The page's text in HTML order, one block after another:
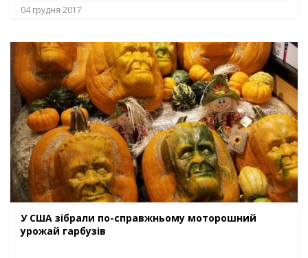
04 грудня 2017
У США зібрали по-справжньому моторошний
урожай гарбузів